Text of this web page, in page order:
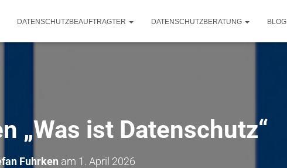
DATENSCHUTZBEAUFTRAGTER DATENSCHUTZBERATUNG BLOG
„Was ist Datenschutz“
Fuhrken am 1. April 2026